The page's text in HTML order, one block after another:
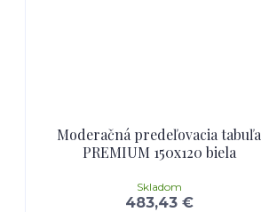
Moderačná predeľovacia tabuľa
PREMIUM 150x120 biela
483,43 €
Skladom